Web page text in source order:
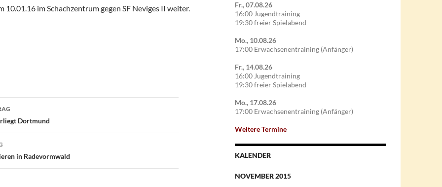
10.01.16 im Schachzentrum gegen SF Neviges II weiter.
Dortmund
in Radevormwald
Fr., 07.08.26
16:00 Jugendtraining
19:30 freier Spielabend
Mo., 10.08.26
17:00 Erwachsenentraining (Anfänger)
Fr., 14.08.26
16:00 Jugendtraining
19:30 freier Spielabend
Mo., 17.08.26
17:00 Erwachsenentraining (Anfänger)
Weitere Termine
KALENDER
NOVEMBER 2015